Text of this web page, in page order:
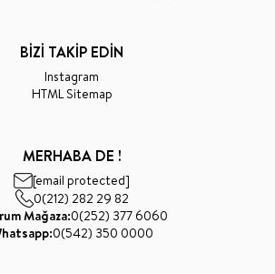
BİZİ TAKİP EDİN
Instagram
HTML Sitemap
MERHABA DE !
[email protected]
0(212) 282 29 82
Mağaza:0(252) 377 6060
0(542) 350 0000